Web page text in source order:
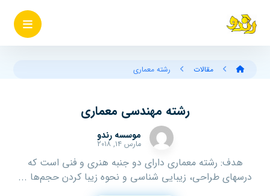
مقالات رشته معماری
رشته مهندسی معماری
موسسه رندو
مارس ۱۴, ۲۰۱۸
هدف: رشته معماری دارای دو جنبه هنری و فنی است که
درسهای طراحی، زیبایی شناسی و نحوه زیبا کردن حجم‌ها ...